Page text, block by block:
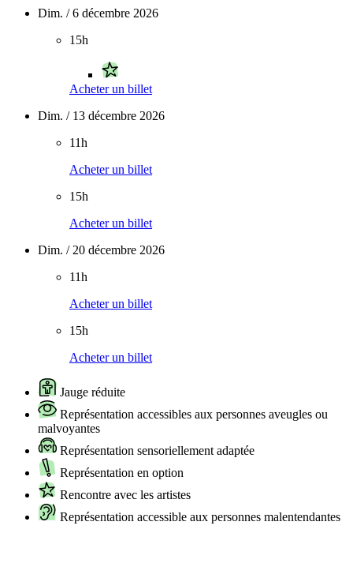
Dim. / 6 décembre 2026
15h
Acheter un billet
Dim. / 13 décembre 2026
11h
Acheter un billet
15h
Acheter un billet
Dim. / 20 décembre 2026
11h
Acheter un billet
15h
Acheter un billet
Jauge réduite
Représentation accessibles aux personnes aveugles ou
malvoyantes
Représentation sensoriellement adaptée
Représentation en option
Rencontre avec les artistes
Représentation accessible aux personnes malentendantes